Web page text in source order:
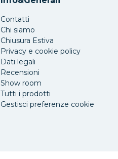
Contatti
Chi siamo
Chiusura Estiva
Privacy e cookie policy
Dati legali
Recensioni
Show room
Tutti i prodotti
Gestisci preferenze cookie